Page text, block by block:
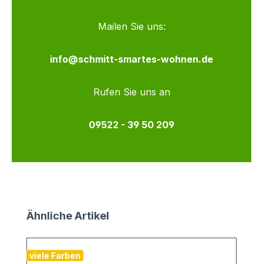
Mailen Sie uns:
info@schmitt-smartes-wohnen.de
Rufen Sie uns an
09522 - 39 50 209
Produktgalerie überspringen
Ähnliche Artikel
viele Farben